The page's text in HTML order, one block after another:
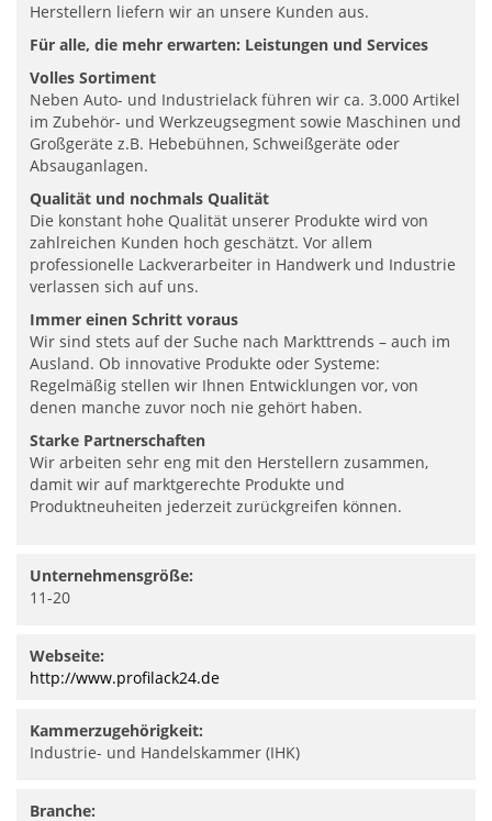
Herstellern liefern wir an unsere Kunden aus.
Für alle, die mehr erwarten: Leistungen und Services
Volles Sortiment
Neben Auto- und Industrielack führen wir ca. 3.000 Artikel
im Zubehör- und Werkzeugsegment sowie Maschinen und
Großgeräte z.B. Hebebühnen, Schweißgeräte oder
Absauganlagen.
Qualität und nochmals Qualität
Die konstant hohe Qualität unserer Produkte wird von
zahlreichen Kunden hoch geschätzt. Vor allem
professionelle Lackverarbeiter in Handwerk und Industrie
verlassen sich auf uns.
Immer einen Schritt voraus
Wir sind stets auf der Suche nach Markttrends – auch im
Ausland. Ob innovative Produkte oder Systeme:
Regelmäßig stellen wir Ihnen Entwicklungen vor, von
denen manche zuvor noch nie gehört haben.
Starke Partnerschaften
Wir arbeiten sehr eng mit den Herstellern zusammen,
damit wir auf marktgerechte Produkte und
Produktneuheiten jederzeit zurückgreifen können.
Unternehmensgröße:
11-20
Webseite:
http://www.profilack24.de
Kammerzugehörigkeit:
Industrie- und Handelskammer (IHK)
Branche: